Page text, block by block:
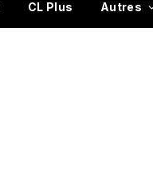
CL Plus Autres